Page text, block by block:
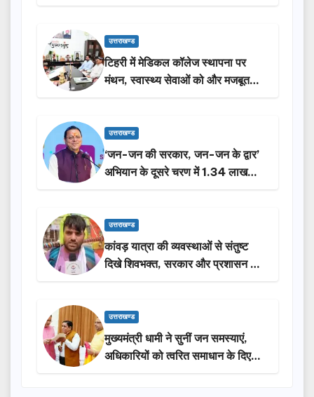
उत्तराखण्ड
टिहरी में मेडिकल कॉलेज स्थापना पर
मंथन, स्वास्थ्य सेवाओं को और मजबूत
करेगी सरकार: मुख्यमंत्री धामी…
उत्तराखण्ड
‘जन-जन की सरकार, जन-जन के द्वार’
अभियान के दूसरे चरण में 1.34 लाख
लोगों की भागीदारी…
उत्तराखण्ड
कांवड़ यात्रा की व्यवस्थाओं से संतुष्ट
दिखे शिवभक्त, सरकार और प्रशासन की
सराहना…
उत्तराखण्ड
मुख्यमंत्री धामी ने सुनीं जन समस्याएं,
अधिकारियों को त्वरित समाधान के दिए
निर्देश